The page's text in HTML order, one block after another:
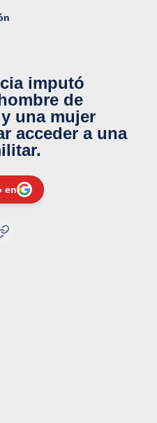
imputó
de
una mujer
acceder a una
en